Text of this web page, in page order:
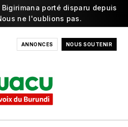
porté disparu depuis
ne l'oublions pas.
ANNONCES NOUS SOUTENIR